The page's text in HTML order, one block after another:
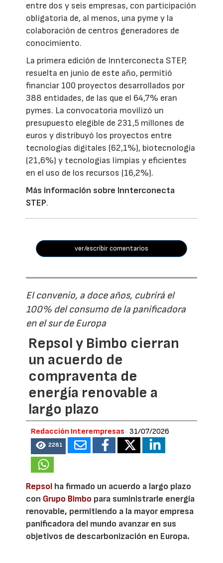
entre dos y seis empresas, con participación
obligatoria de, al menos, una pyme y la
colaboración de centros generadores de
conocimiento.
La primera edición de Innterconecta STEP,
resuelta en junio de este año, permitió
financiar 100 proyectos desarrollados por
388 entidades, de las que el 64,7% eran
pymes. La convocatoria movilizó un
presupuesto elegible de 231,5 millones de
euros y distribuyó los proyectos entre
tecnologías digitales (62,1%), biotecnología
(21,6%) y tecnologías limpias y eficientes
en el uso de los recursos (16,2%).
Más información sobre Innterconecta
STEP.
ver/escribir comentarios
El convenio, a doce años, cubrirá el
100% del consumo de la panificadora
en el sur de Europa
Repsol y Bimbo cierran
un acuerdo de
compraventa de
energía renovable a
largo plazo
Redacción Interempresas 31/07/2026
2281
Repsol ha firmado un acuerdo a largo plazo
con Grupo Bimbo para suministrarle energía
renovable, permitiendo a la mayor empresa
panificadora del mundo avanzar en sus
objetivos de descarbonización en Europa.